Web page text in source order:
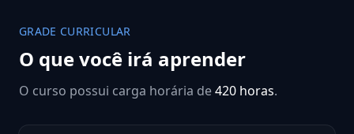
GRADE CURRICULAR
O que você irá aprender
O curso possui carga horária de420 horas.